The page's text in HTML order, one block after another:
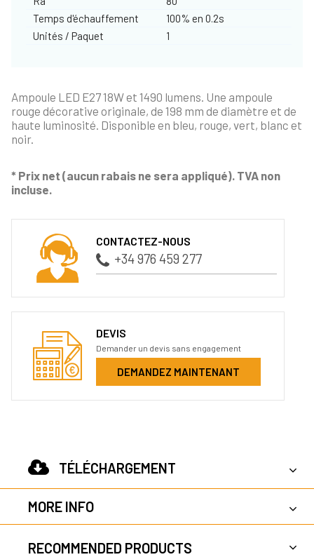
Temps d'échauffement
100% en 0.2s
Unités / Paquet
1
Ampoule LED E27 18W et 1490 lumens. Une ampoule
rouge décorative originale, de 198 mm de diamètre et de
haute luminosité. Disponible en bleu, rouge, vert, blanc et
noir.
* Prix net (aucun rabais ne sera appliqué). TVA non
incluse.
CONTACTEZ-NOUS
+34 976 459 277
DEVIS
Demander un devis sans engagement
DEMANDEZ MAINTENANT
TÉLÉCHARGEMENT
MORE INFO
RECOMMENDED PRODUCTS